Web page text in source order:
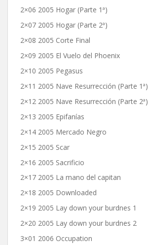
2×06 2005 Hogar (Parte 1ª)
2×07 2005 Hogar (Parte 2ª)
2×08 2005 Corte Final
2×09 2005 El Vuelo del Phoenix
2×10 2005 Pegasus
2×11 2005 Nave Resurrección (Parte 1ª)
2×12 2005 Nave Resurrección (Parte 2ª)
2×13 2005 Epifanías
2×14 2005 Mercado Negro
2×15 2005 Scar
2×16 2005 Sacrificio
2×17 2005 La mano del capitan
2×18 2005 Downloaded
2×19 2005 Lay down your burdnes 1
2×20 2005 Lay down your burdnes 2
3×01 2006 Occupation